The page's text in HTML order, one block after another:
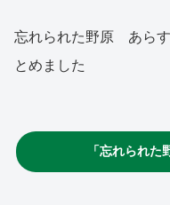
忘れられた野原 あらす
とめました
「忘れられ